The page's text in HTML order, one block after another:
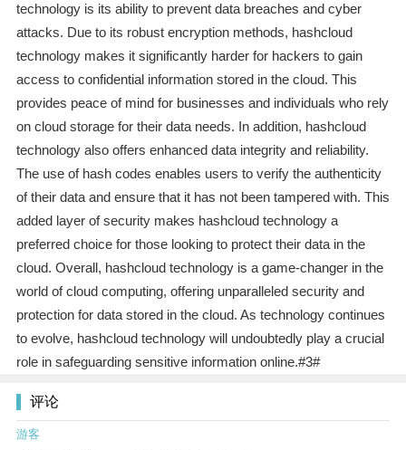
technology is its ability to prevent data breaches and cyber
attacks. Due to its robust encryption methods, hashcloud
technology makes it significantly harder for hackers to gain
access to confidential information stored in the cloud. This
provides peace of mind for businesses and individuals who rely
on cloud storage for their data needs. In addition, hashcloud
technology also offers enhanced data integrity and reliability.
The use of hash codes enables users to verify the authenticity
of their data and ensure that it has not been tampered with. This
added layer of security makes hashcloud technology a
preferred choice for those looking to protect their data in the
cloud. Overall, hashcloud technology is a game-changer in the
world of cloud computing, offering unparalleled security and
protection for data stored in the cloud. As technology continues
to evolve, hashcloud technology will undoubtedly play a crucial
role in safeguarding sensitive information online.#3#
评论
游客